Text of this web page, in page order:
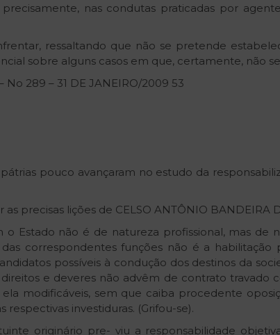
precisamente, nas condutas praticadas por
ressaltando que não se pretende
sobre alguns casos em que, certamente, não
No 289 – 31 DE JANEIRO/2009 53
pouco avançaram no estudo da
precisas lições de CELSO ANTÔNIO BANDEIRA
Estado não é de natureza profissional, mas de
correspondentes funções não é a habilitação
possíveis à condução dos destinos da
e deveres não advêm de contrato
modificáveis, sem que caiba procedente
investiduras. (Grifou-se).
originário pre- viu a responsabilidade